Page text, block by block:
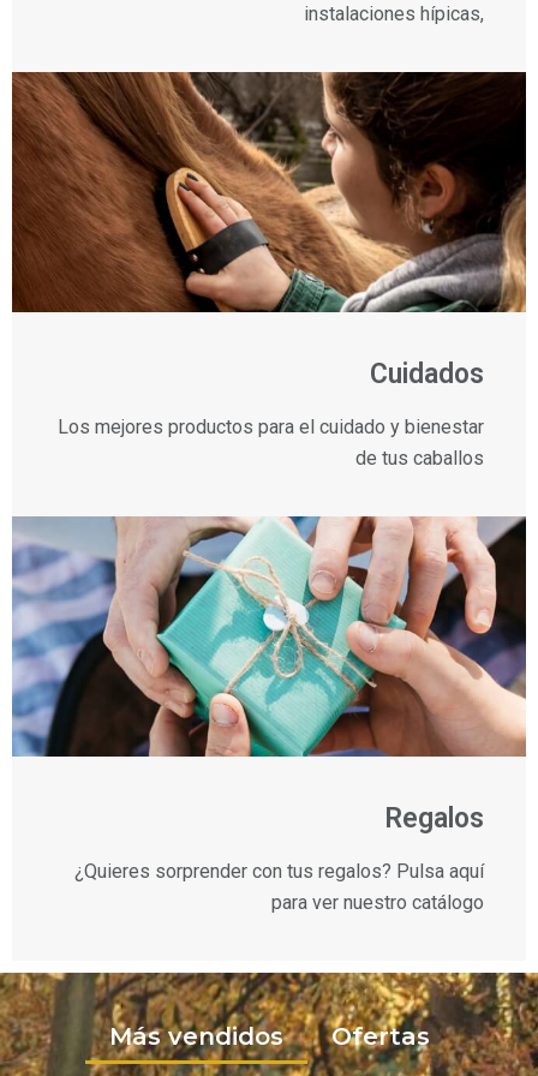
instalaciones hípicas,
Cuidados
Los mejores productos para el cuidado y bienestar
de tus caballos
Regalos
¿Quieres sorprender con tus regalos? Pulsa aquí
para ver nuestro catálogo
Más vendidos Ofertas